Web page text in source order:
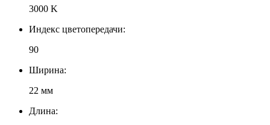
3000 K
Индекс цветопередачи:
90
Ширина:
22 мм
Длина: